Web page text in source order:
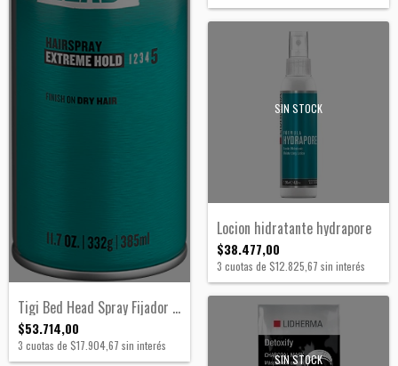
Tigi Bed Head Spray Fijador Extrafuerte
$53.714,00
3 cuotas de $17.904,67 sin interés
SIN STOCK
Locion hidratante hydrapore
$38.477,00
3 cuotas de $12.825,67 sin interés
SIN STOCK